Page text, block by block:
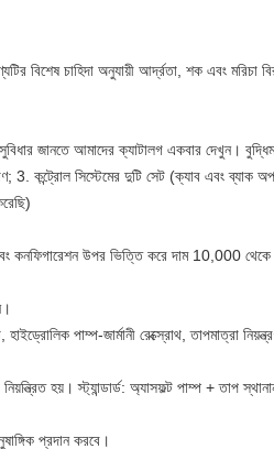
বিশেষ চাহিদা অনুযায়ী আর্দ্রতা, শক এবং মরিচা
জানতে আমাদের ক্যাটালগ একবার দেখুন।
3. কন্ট্রোল সিস্টেমের দুটি সেট (ক্যাব এবং ব্যাক
কনফিগারেশন উপর ভিত্তি করে দাম 10,000 থেকে
পাম্প-জার্মানী রেক্স্রোথ, তাপমাত্রা
হয়। স্ট্যান্ডার্ড: অ্যাসফল্ট পাম্প + তাপ
প্রদান করবে।